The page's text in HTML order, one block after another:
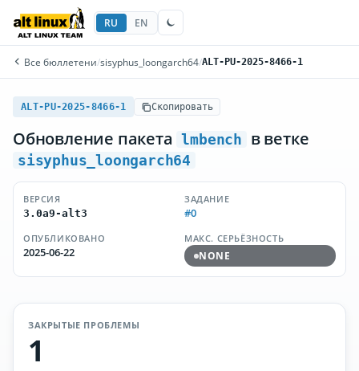
RU EN
Все бюллетени/sisyphus_loongarch64/ALT-PU-2025-8466-1
ALT-PU-2025-8466-1 Скопировать
Обновление пакета lmbench в ветке
sisyphus_loongarch64
ВЕРСИЯ
3.0a9-alt3
ЗАДАНИЕ
#0
ОПУБЛИКОВАНО
2025-06-22
МАКС. СЕРЬЁЗНОСТЬ
NONE
ЗАКРЫТЫЕ ПРОБЛЕМЫ
1